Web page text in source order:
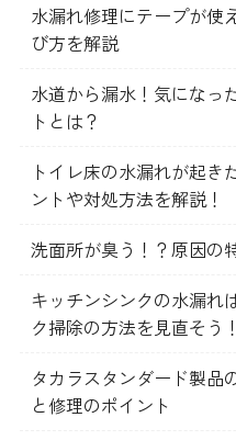
水漏れ修理にテープが使
び方を解説
水道から漏水！気になっ
トとは？
トイレ床の水漏れが起き
ントや対処方法を解説！
洗面所が臭う！？原因の
キッチンシンクの水漏れ
ク掃除の方法を見直そう！
タカラスタンダード製品
と修理のポイント